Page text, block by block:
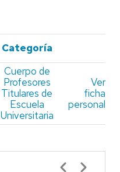
Categoría
Cuerpo de
Profesores
Titulares de
Escuela
Universitaria
Ver
ficha
personal
Paginación